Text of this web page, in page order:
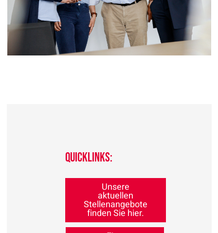
Quicklinks:
Unsere
aktuellen
Stellenangebote
finden Sie hier.